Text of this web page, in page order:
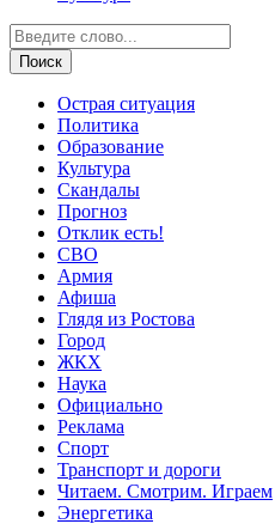
Острая ситуация
Политика
Образование
Культура
Скандалы
Прогноз
Отклик есть!
СВО
Армия
Афиша
Глядя из Ростова
Город
ЖКХ
Наука
Официально
Реклама
Спорт
Транспорт и дороги
Читаем. Смотрим. Играем
Энергетика